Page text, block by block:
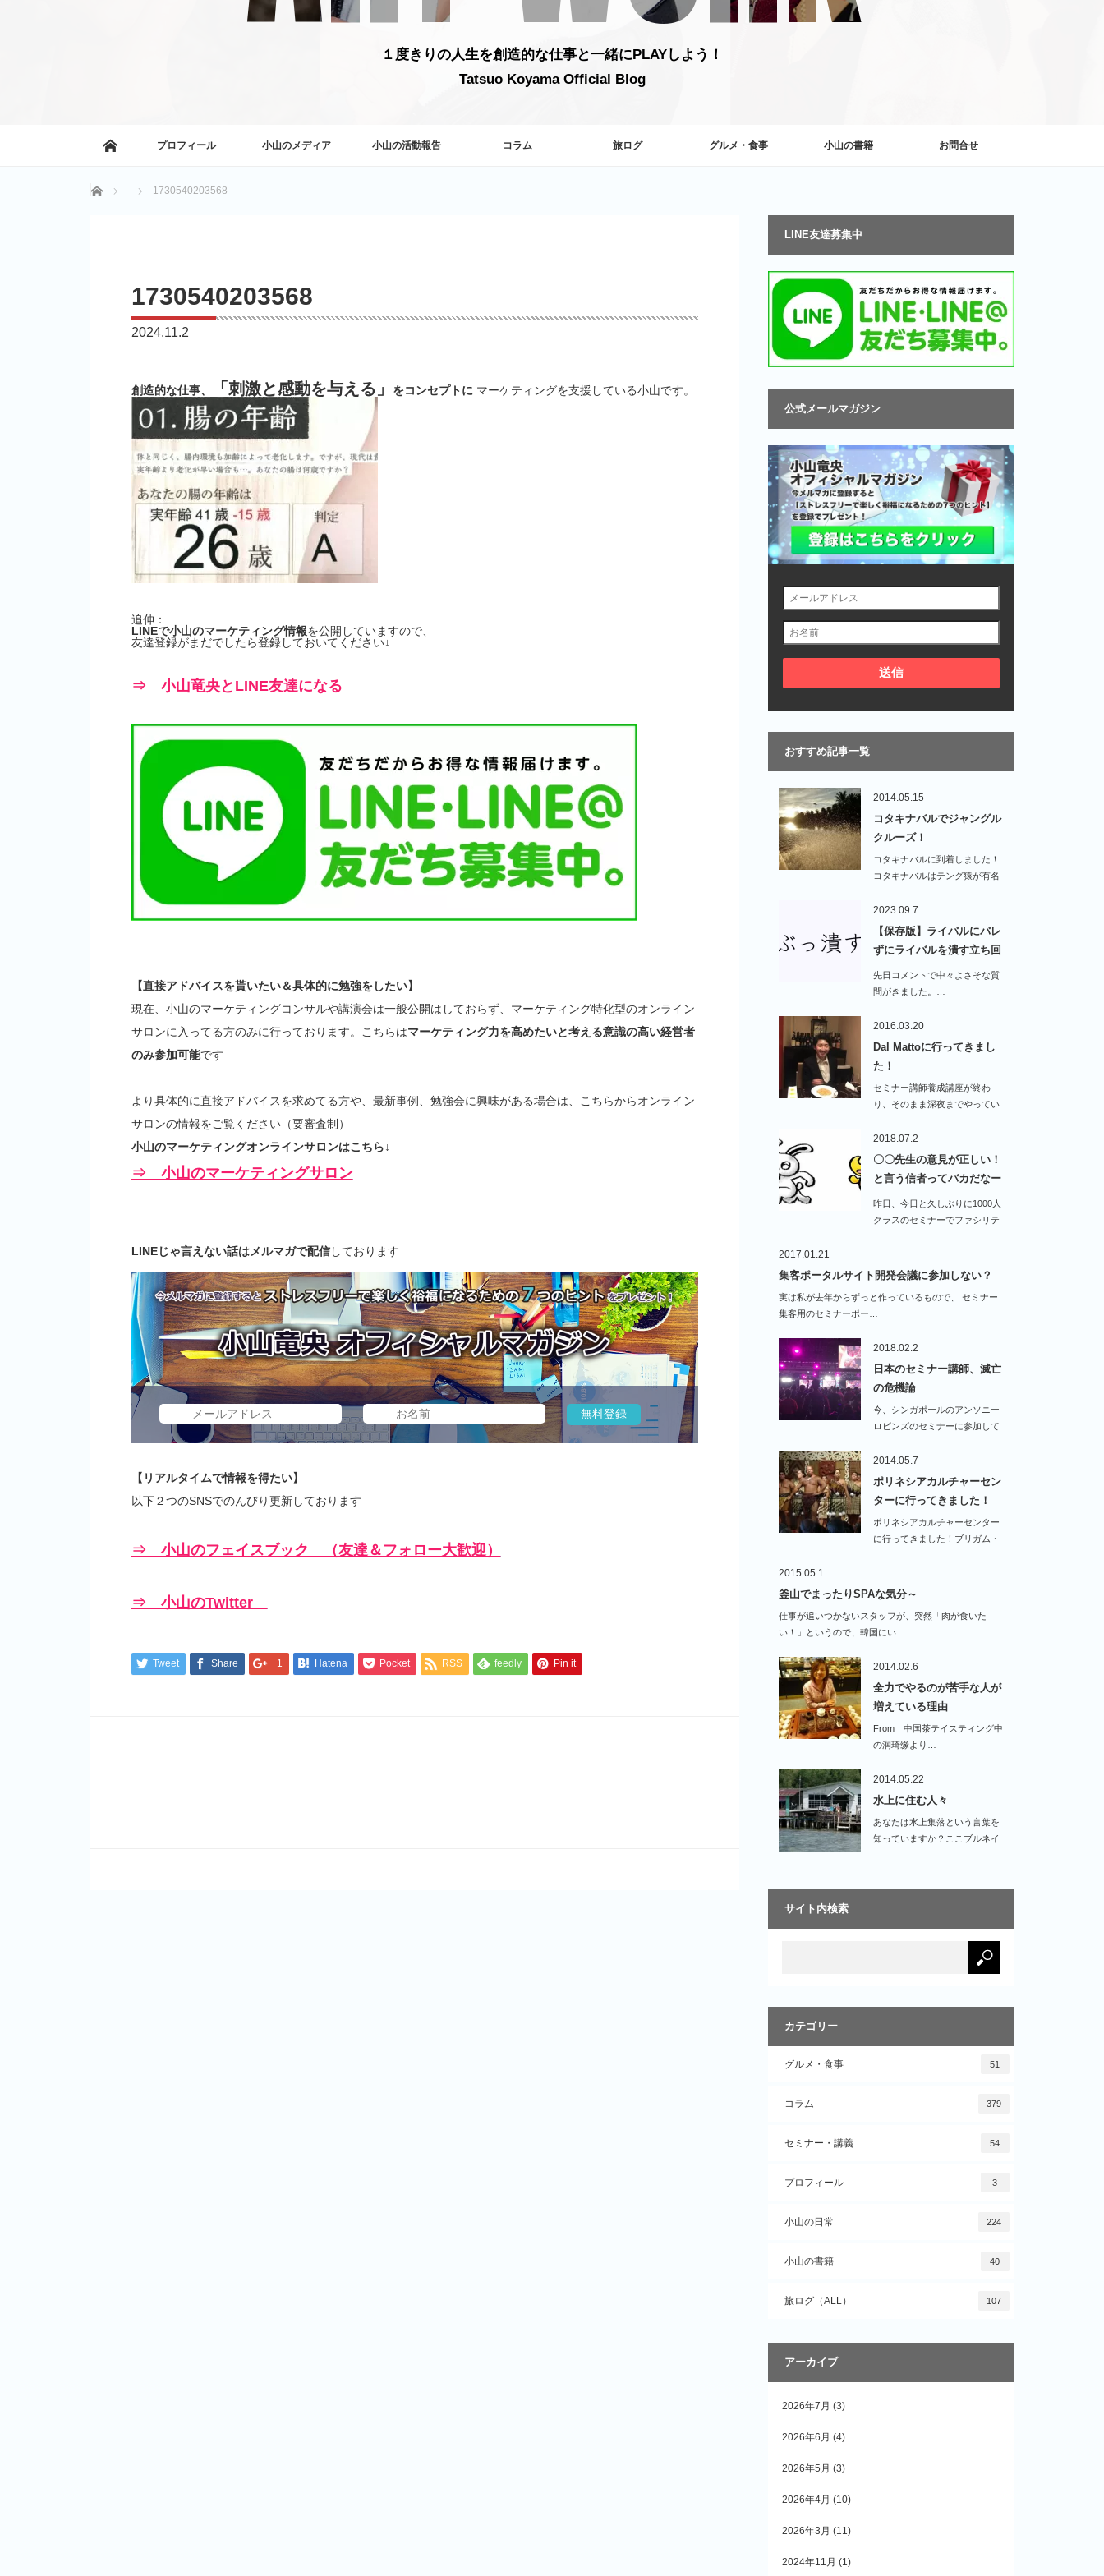
１度きりの人生を創造的な仕事と一緒にPLAYしよう！
Tatsuo Koyama Official Blog
ホームプロフィール 小山のメディア 小山の活動報告 コラム 旅ログ グルメ・食事 小山の書籍 お問合せ
ホーム 1730540203568
1730540203568
2024.11.2
創造的な仕事、 「刺激と感動を与える」 をコンセプトに マーケティングを支援している小山です。
追伸：
LINEで小山のマーケティング情報を公開していますので、
友達登録がまだでしたら登録しておいてください↓
⇒ 小山竜央とLINE友達になる
【直接アドバイスを貰いたい＆具体的に勉強をしたい】
現在、小山のマーケティングコンサルや講演会は一般公開はしておらず、マーケティング特化型のオンライン
サロンに入ってる方のみに行っております。こちらはマーケティング力を高めたいと考える意識の高い経営者
のみ参加可能です
より具体的に直接アドバイスを求めてる方や、最新事例、勉強会に興味がある場合は、こちらからオンライン
サロンの情報をご覧ください（要審査制）
小山のマーケティングオンラインサロンはこちら↓
⇒ 小山のマーケティングサロン
LINEじゃ言えない話はメルマガで配信しております
【リアルタイムで情報を得たい】
以下２つのSNSでのんびり更新しております
⇒ 小山のフェイスブック （友達＆フォロー大歓迎）
⇒ 小山のTwitter
Tweet Share +1 Hatena Pocket RSS feedly Pin it
LINE友達募集中
公式メールマガジン
おすすめ記事一覧
2014.05.15
コタキナバルでジャングル
クルーズ！
コタキナバルに到着しました！
コタキナバルはテング猿が有名
2023.09.7
【保存版】ライバルにバレ
ずにライバルを潰す立ち回
り…
先日コメントで中々よさそな質
問がきました。…
2016.03.20
Dal Mattoに行ってきまし
た！
セミナー講師養成講座が終わ
り、そのまま深夜までやってい
2018.07.2
〇〇先生の意見が正しい！
と言う信者ってバカだなー
と…
昨日、今日と久しぶりに1000人
クラスのセミナーでファシリテ
2017.01.21
集客ポータルサイト開発会議に参加しない？
実は私が去年からずっと作っているもので、 セミナー
集客用のセミナーポー…
2018.02.2
日本のセミナー講師、滅亡
の危機論
今、シンガポールのアンソニー
ロビンズのセミナーに参加して
2014.05.7
ポリネシアカルチャーセン
ターに行ってきました！
ポリネシアカルチャーセンター
に行ってきました！ブリガム・
2015.05.1
釜山でまったりSPAな気分～
仕事が追いつかないスタッフが、突然「肉が食いた
い！」というので、韓国にい…
2014.02.6
全力でやるのが苦手な人が
増えている理由
From 中国茶テイスティング中
の润琦缘より…
2014.05.22
水上に住む人々
あなたは水上集落という言葉を
知っていますか？ここブルネイ
サイト内検索
カテゴリー
グルメ・食事 51
コラム 379
セミナー・講義 54
プロフィール 3
小山の日常 224
小山の書籍 40
旅ログ（ALL） 107
アーカイブ
2026年7月 (3)
2026年6月 (4)
2026年5月 (3)
2026年4月 (10)
2026年3月 (11)
2024年11月 (1)